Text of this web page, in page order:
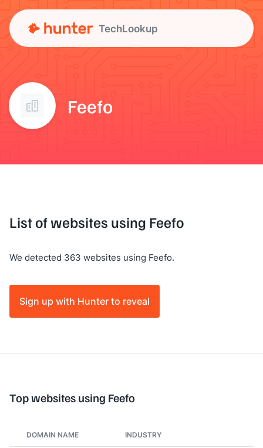
TechLookup
Feefo
List of websites using Feefo
We detected 363 websites using Feefo.
Sign up with Hunter to reveal
Top websites using Feefo
DOMAIN NAME INDUSTRY